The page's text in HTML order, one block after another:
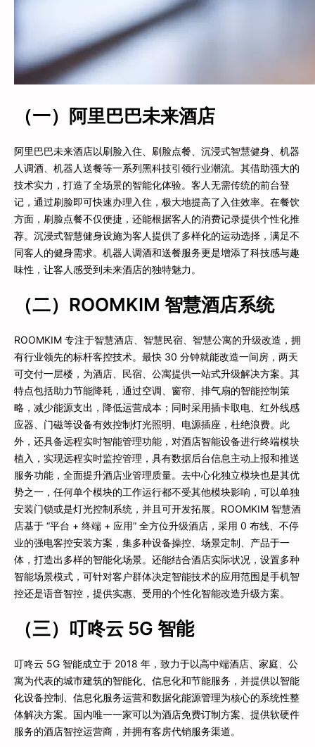
（一）阿里巴巴未来酒店
阿里巴巴未来酒店以刷脸入住、刷脸点餐、沉浸式智慧健身、机器
人调酒、机器人送餐等一系列黑科技引领行业潮流。其借助强大的
技术实力，打造了全场景的智能化体验。客人无需传统的前台登
记，通过刷脸即可快速办理入住，极大地提高了入住效率。在餐饮
方面，刷脸点餐不仅便捷，还能根据客人的消费记录提供个性化推
荐。沉浸式智慧健身设施为客人提供了多样化的运动选择，满足不
同客人的健身需求。机器人调酒和送餐服务更是增添了科技感与趣
味性，让客人感受到未来酒店的独特魅力。
（二）ROOMKIM 智慧酒店系统
ROOMKIM 专注于智慧酒店、智慧民宿、智慧公寓的升级改造，拥
有行业领先的标杆客控技术。最快 30 分钟就能改造一间房，两天
可交付一层楼，为酒店、民宿、公寓提供一站式升级解决方案。其
特点包括助力节能降耗，通过空调、窗帘、排气扇的智能控制策
略，减少能源支出，降低运营成本；同时采用插卡取电、红外线感
应器、门磁等设备有效控制灯光照明、电源插座，杜绝浪费。此
外，还具备远程实时智能管理功能，对酒店智能设备进行终端模块
植入，实现远程实时监控管理，具有数据后台信息主动上报和推送
服务功能，全面提升酒店业管理质量。去中心化独立模块也是其优
势之一，任何单个模块的工作运行都不受其他模块影响，可以单独
安装门锁或是灯光控制系统，并且可开发拓展。ROOMKIM 智慧酒
店基于 “平台 + 终端 + 应用” 全方位升级酒店，采用 0 布线、不停
业的强电客控安装方案，集多种设备操控、场景定制、产品于一
体，打造出多样的智能化场景。还能结合酒店实际状况，设置多种
智能场景模式，可针对客户群体决定智能技术的应用范围是手机智
控还是语音智控，提供实惠、受用的个性化智能改造升级方案。
（三）叮咚云 5G 智能
叮咚云 5G 智能成立于 2018 年，致力于以高中端酒店、家庭、公
寓为代表的城市建筑的智能化、信息化和节能服务，并提供以智能
化设备控制、信息化服务运营和数据化能源管理为核心的系统性整
体解决方案。国内唯一一家可以为酒店免费订制方案、提供软硬件
服务的酒店智控运营商，并拥有客房代销服务渠道。